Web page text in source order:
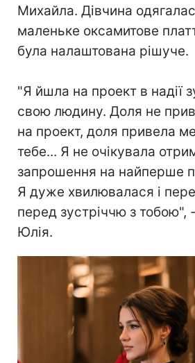
Михайла. Дівчина
маленьке оксамитове
була налаштована рішуче.
"Я йшла на проект в надії
свою людину. Доля не
на проект, доля привела
тебе... Я не очікувала
запрошення на найперше
Я дуже хвилювалася і
перед зустріччю з тобою",
Юлія.